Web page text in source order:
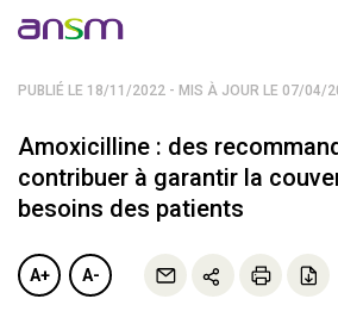
PUBLIÉ LE 18/11/2022 - MIS À JOUR LE 07/04/
Amoxicilline : des
contribuer à garantir la
besoins des patients
A+ A-